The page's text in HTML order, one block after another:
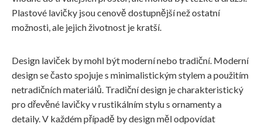
Plastové lavičky jsou cenově dostupnější než ostatní
možnosti, ale jejich životnost je kratší.
Design laviček by mohl být moderní nebo tradiční. Moderní
design se často spojuje s minimalistickým stylem a použitím
netradičních materiálů. Tradiční design je charakteristický
pro dřevěné lavičky v rustikálním stylu s ornamenty a
detaily. V každém případě by design měl odpovídat